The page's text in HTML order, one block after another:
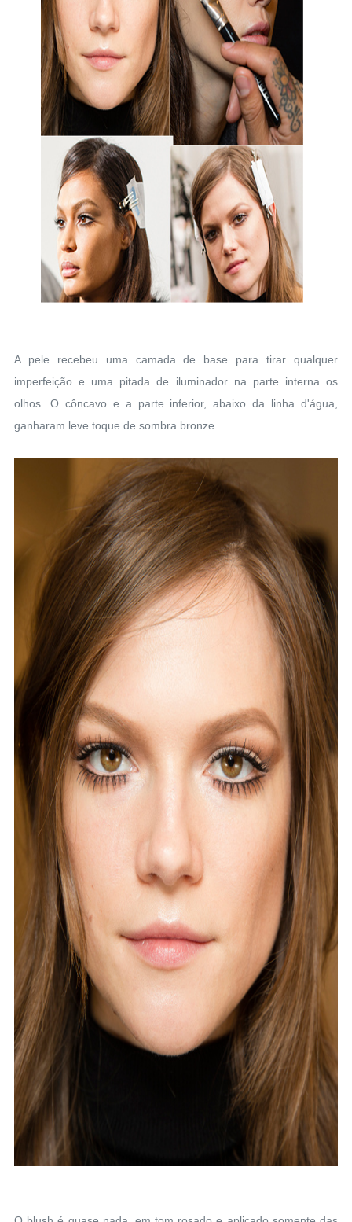
A pele recebeu uma camada de base para tirar qualquer
imperfeição e uma pitada de iluminador na parte interna os
olhos. O côncavo e a parte inferior, abaixo da linha d'água,
ganharam leve toque de sombra bronze.